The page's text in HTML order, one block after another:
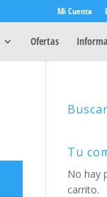
Mi Cuenta
Ofertas
Tu
No hay
carrito.